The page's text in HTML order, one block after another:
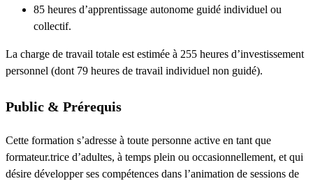
85 heures d’apprentissage autonome guidé individuel ou
collectif.
La charge de travail totale est estimée à 255 heures d’investissement
personnel (dont 79 heures de travail individuel non guidé).
Public & Prérequis
Cette formation s’adresse à toute personne active en tant que
formateur.trice d’adultes, à temps plein ou occasionnellement, et qui
désire développer ses compétences dans l’animation de sessions de